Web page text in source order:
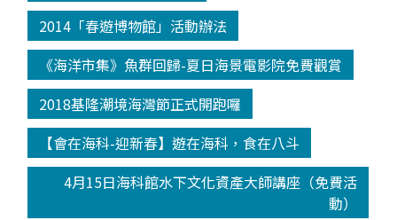
2014「春遊博物館」活動辦法
《海洋市集》魚群回歸-夏日海景電影院免費觀賞
2018基隆潮境海灣節正式開跑囉
【會在海科-迎新春】遊在海科，食在八斗
4月15日海科館水下文化資產大師講座（免費活
動）